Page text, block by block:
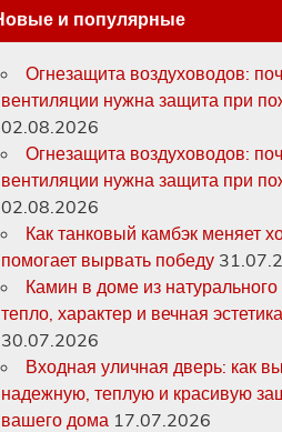
и популярные
Огнезащита воздуховодов:
вентиляции нужна защита при
02.08.2026
Огнезащита воздуховодов:
вентиляции нужна защита при
02.08.2026
Как танковый камбэк меняет
помогает вырвать победу
Камин в доме из
тепло, характер и вечная эстетика
30.07.2026
Входная уличная дверь: как
надежную, теплую и красивую
вашего дома 17.07.2026